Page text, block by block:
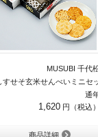
MUSUBI 千代
すせそ玄米せんべいミニ
通
1,620
商品詳細